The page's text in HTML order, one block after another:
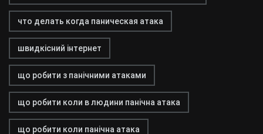
что делать когда паническая атака
швидкісний інтернет
що робити з панічними атаками
що робити коли в людини панічна атака
що робити коли панічна атака